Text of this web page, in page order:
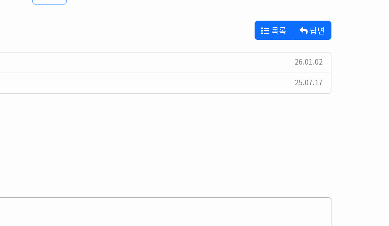
목록 답변
26.01.02
25.07.17